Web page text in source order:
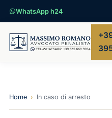
WhatsApp h24
Home › In caso di arresto